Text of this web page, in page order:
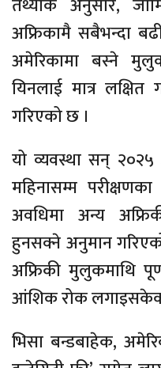
अफ्रिकामै सबैभन्दा
अमेरिकामा बस्ने
यिनलाई मात्र
गरिएको छ ।
यो व्यवस्था सन्
महिनासम्म
अवधिमा अन्य
हुनसक्ने अनुमान
अफ्रिकी मुलुकमाथि
आंशिक रोक
भिसा बन्डबाहेक,